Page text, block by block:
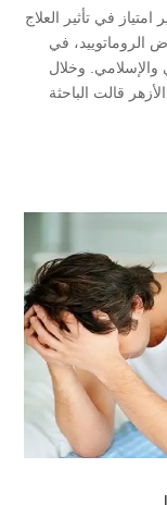
في تأثير العلاج
الروماتوييد، في
والإسلامي. وخلال
قالت الباحثة